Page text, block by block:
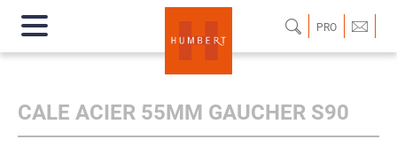
PRO
CALE ACIER 55MM GAUCHER S90